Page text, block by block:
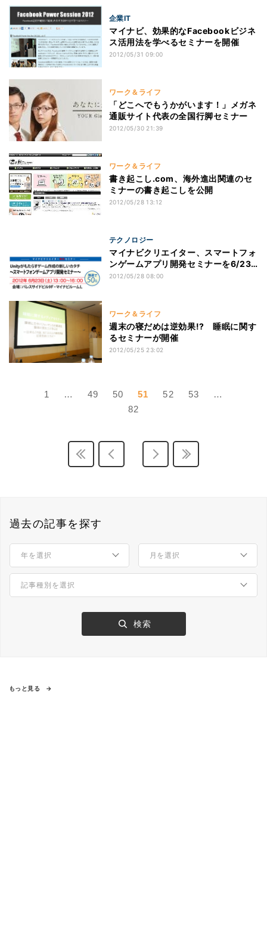
企業IT
マイナビ、効果的なFacebookビジネ
ス活用法を学べるセミナーを開催
2012/05/31 09:00
ワーク＆ライフ
「どこへでもうかがいます！」メガネ
通販サイト代表の全国行脚セミナー
2012/05/30 21:39
ワーク＆ライフ
書き起こし.com、海外進出関連のセ
ミナーの書き起こしを公開
2012/05/28 13:12
テクノロジー
マイナビクリエイター、スマートフォ
ンゲームアプリ開発セミナーを6/23
開催
2012/05/28 08:00
ワーク＆ライフ
週末の寝だめは逆効果!? 睡眠に関す
るセミナーが開催
2012/05/25 23:02
1 … 49 50 51 52 53
…
82
過去の記事を探す
もっと見る